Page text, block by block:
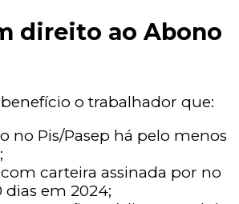
direito ao Abono
o trabalhador que:
no Pis/Pasep há pelo menos
carteira assinada por no
em 2024;